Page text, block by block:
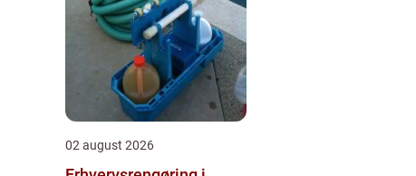
02 august 2026